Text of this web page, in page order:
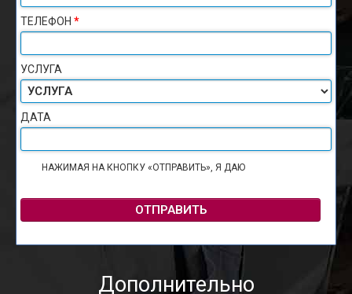
ТЕЛЕФОН *
УСЛУГА
ДАТА
НАЖИМАЯ НА КНОПКУ «ОТПРАВИТЬ», Я ДАЮ
ОТПРАВИТЬ
Дополнительно